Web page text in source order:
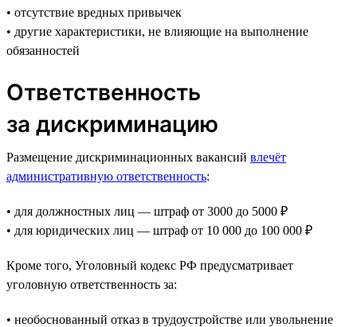
• отсутствие вредных привычек
• другие характеристики, не влияющие на выполнение
обязанностей
Ответственность
за дискриминацию
Размещение дискриминационных вакансий влечёт
административную ответственность:
• для должностных лиц — штраф от 3000 до 5000 ₽
• для юридических лиц — штраф от 10 000 до 100 000 ₽
Кроме того, Уголовный кодекс РФ предусматривает
уголовную ответственность за:
• необоснованный отказ в трудоустройстве или увольнение